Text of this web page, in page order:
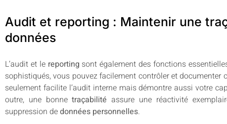
Audit et reporting : Maintenir une
données
L’audit et le reporting sont également des fonctions
sophistiqués, vous pouvez facilement contrôler et documenter
seulement facilite l’audit interne mais démontre aussi votre
outre, une bonnetraçabilité assure une réactivité
suppression dedonnées personnelles.